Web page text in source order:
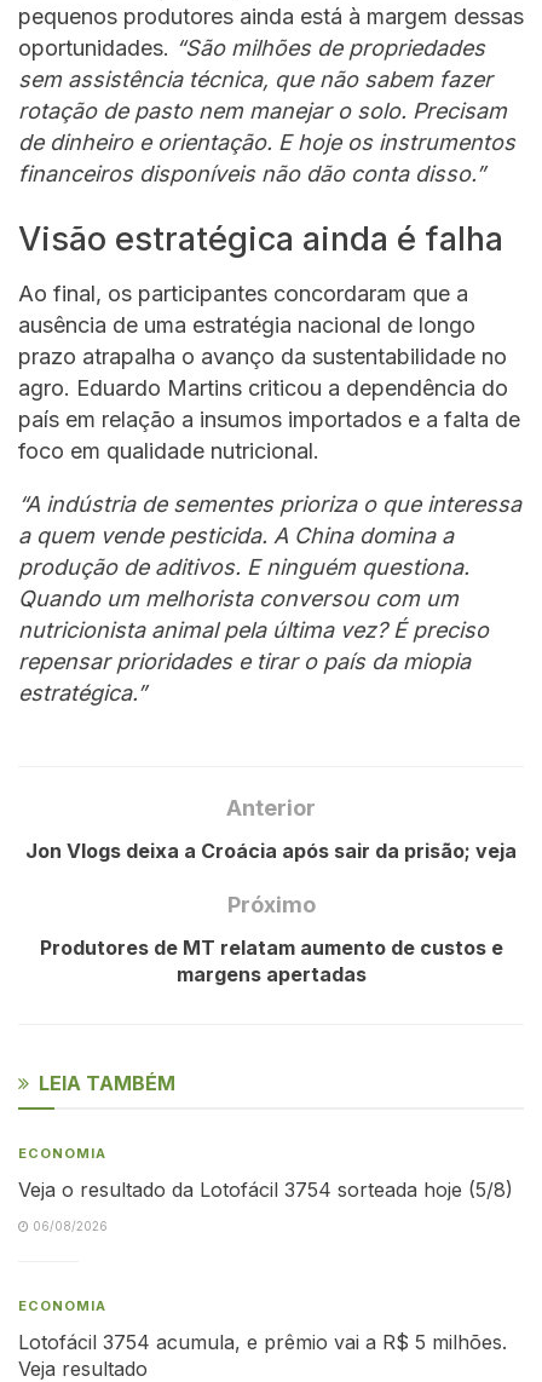
pequenos produtores ainda está à margem dessas
oportunidades. “São milhões de propriedades
sem assistência técnica, que não sabem fazer
rotação de pasto nem manejar o solo. Precisam
de dinheiro e orientação. E hoje os instrumentos
financeiros disponíveis não dão conta disso.”
Visão estratégica ainda é falha
Ao final, os participantes concordaram que a
ausência de uma estratégia nacional de longo
prazo atrapalha o avanço da sustentabilidade no
agro. Eduardo Martins criticou a dependência do
país em relação a insumos importados e a falta de
foco em qualidade nutricional.
“A indústria de sementes prioriza o que interessa
a quem vende pesticida. A China domina a
produção de aditivos. E ninguém questiona.
Quando um melhorista conversou com um
nutricionista animal pela última vez? É preciso
repensar prioridades e tirar o país da miopia
estratégica.”
Anterior
Jon Vlogs deixa a Croácia após sair da prisão; veja
Próximo
Produtores de MT relatam aumento de custos e
margens apertadas
LEIA TAMBÉM
ECONOMIA
Veja o resultado da Lotofácil 3754 sorteada hoje (5/8)
06/08/2026
ECONOMIA
Lotofácil 3754 acumula, e prêmio vai a R$ 5 milhões.
Veja resultado